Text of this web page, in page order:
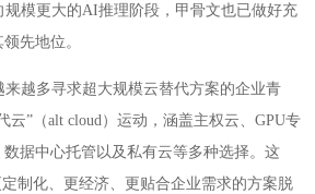
模更大的AI推理阶段，甲骨文也已做好充
先地位。
越多寻求超大规模云替代方案的企业青
云”（alt cloud）运动，涵盖主权云、GPU专
据中心托管以及私有云等多种选择。这
制化、更经济、更贴合企业需求的方案脱